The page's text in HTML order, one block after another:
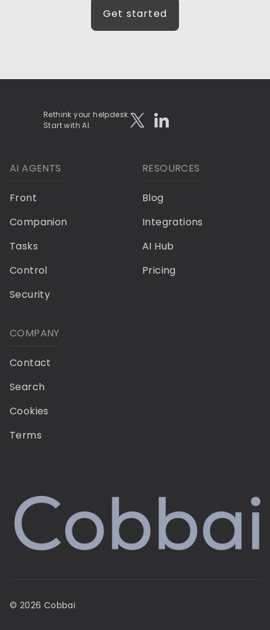
Get started
Rethink your helpdesk.
Start with AI.
AI AGENTS
Front
Companion
Tasks
Control
Security
RESOURCES
Blog
Integrations
AI Hub
Pricing
COMPANY
Contact
Search
Cookies
Terms
© 2026 Cobbai